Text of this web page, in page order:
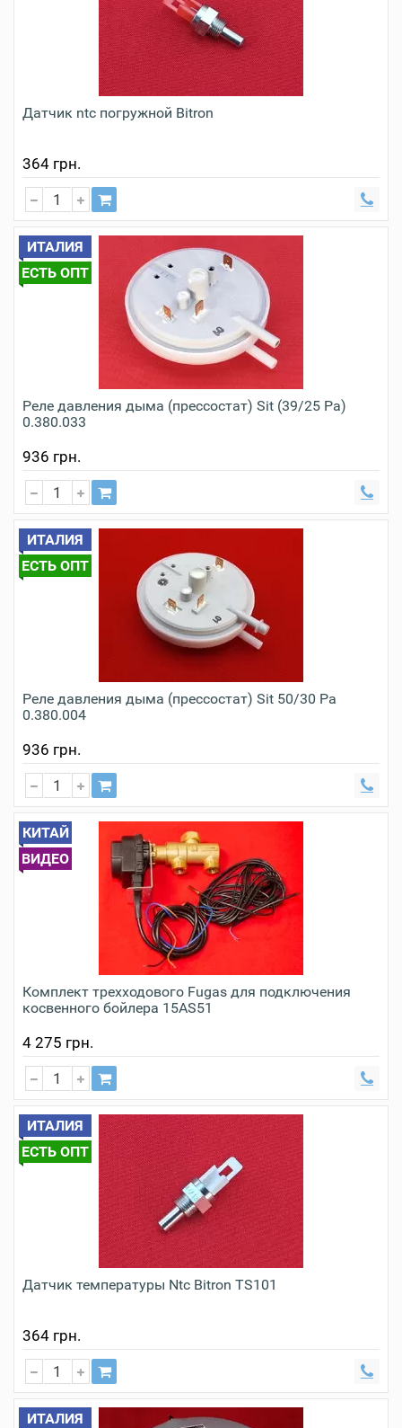
Датчик ntc погружной Bitron
364 грн.
ИТАЛИЯ
ЕСТЬ ОПТ
Реле давления дыма (прессостат) Sit (39/25 Pa)
0.380.033
936 грн.
ИТАЛИЯ
ЕСТЬ ОПТ
Реле давления дыма (прессостат) Sit 50/30 Pa
0.380.004
936 грн.
КИТАЙ
ВИДЕО
Комплект трехходового Fugas для подключения
косвенного бойлера 15AS51
4 275 грн.
ИТАЛИЯ
ЕСТЬ ОПТ
Датчик температуры Ntc Bitron TS101
364 грн.
ИТАЛИЯ